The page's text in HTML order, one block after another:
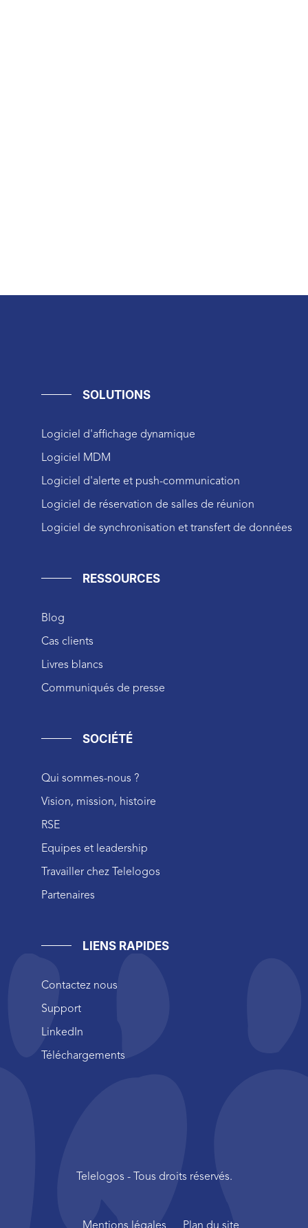
SOLUTIONS
Logiciel d'affichage dynamique
Logiciel MDM
Logiciel d'alerte et push-communication
Logiciel de réservation de salles de réunion
Logiciel de synchronisation et transfert de données
RESSOURCES
Blog
Cas clients
Livres blancs
Communiqués de presse
SOCIÉTÉ
Qui sommes-nous ?
Vision, mission, histoire
RSE
Equipes et leadership
Travailler chez Telelogos
Partenaires
LIENS RAPIDES
Contactez nous
Support
LinkedIn
Téléchargements
Telelogos - Tous droits réservés.
Mentions légales Plan du site